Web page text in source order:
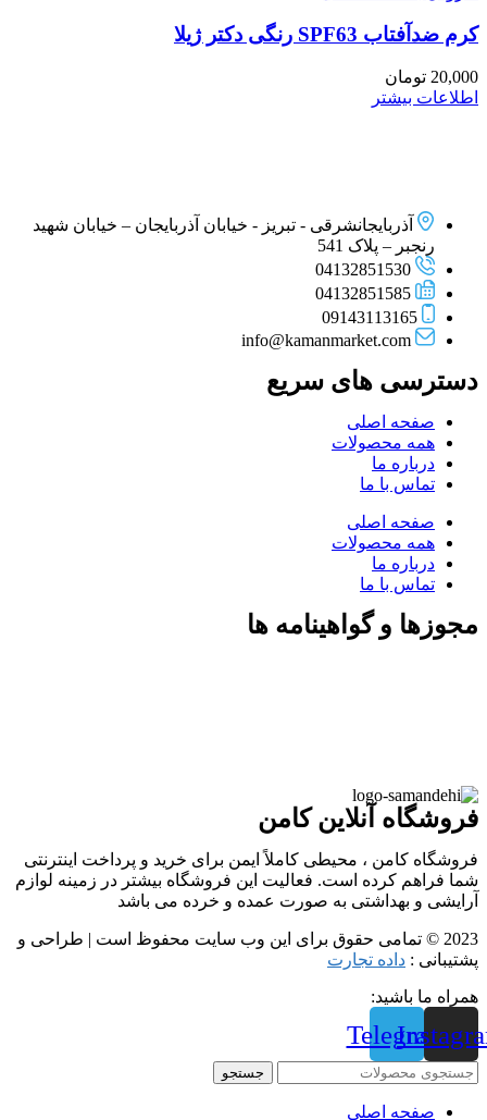
کرم ضدآفتاب SPF63 رنگی دکتر ژیلا
20,000 تومان
اطلاعات بیشتر
آذربایجانشرقی - تبریز - خیابان آذربایجان – خیابان شهید
رنجبر – پلاک 541
04132851530
04132851585
09143113165
info@kamanmarket.com
دسترسی های سریع
صفحه اصلی
همه محصولات
درباره ما
تماس با ما
صفحه اصلی
همه محصولات
درباره ما
تماس با ما
مجوزها و گواهینامه ها
فروشگاه آنلاین کامن
فروشگاه کامن ، محیطی کاملاً ایمن برای خرید و پرداخت اینترنتی
شما فراهم کرده است. فعالیت این فروشگاه بیشتر در زمینه لوازم
آرایشی و بهداشتی به صورت عمده و خرده می باشد
2023 © تمامی حقوق برای این وب سایت محفوظ است | طراحی و
پشتیبانی : داده تجارت
همراه ما باشید:
Telegram
جستجو
صفحه اصلی